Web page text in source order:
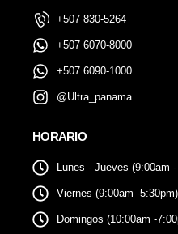
+507 830-5264
+507 6070-8000
+507 6090-1000
@Ultra_panama
HORARIO
Lunes - Jueves (9:00am
Viernes (9:00am -5:30pm)
Domingos (10:00am -